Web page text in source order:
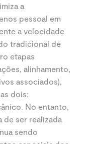
a
pessoal em
a velocidade
tradicional de
etapas
alinhamento,
associados),
dois:
No entanto,
de ser realizada
sendo